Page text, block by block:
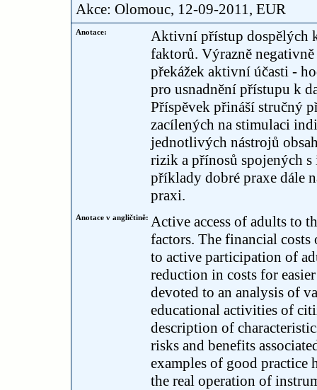
Akce: Olomouc, 12-09-2011, EUR
Anotace:
Aktivní přístup dospělých
faktorů. Výrazně
překážek aktivní účasti -
pro usnadnění přístupu k
Příspěvek přináší stručný
zacílených na stimulaci
jednotlivých nástrojů
rizik a přínosů spojených
příklady dobré praxe dále
praxi.
Anotace v angličtině: Active access of adults to
factors. The financial
to active participation of
reduction in costs for
devoted to an analysis of
educational activities of
description of
risks and benefits
examples of good practice
the real operation of